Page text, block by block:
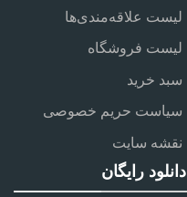
لیست علاقه‌مندی‌ها
لیست فروشگاه
سبد خرید
سیاست حریم خصوصی
نقشه سایت
دانلود رایگان